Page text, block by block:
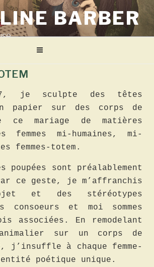
BARBER
je sculpte des têtes
papier sur des corps de
ce mariage de matières
femmes mi-humaines, mi-
femmes-totem.
poupées sont préalablement
ce geste, je m’affranchis
et des stéréotypes
consoeurs et moi sommes
associées. En remodelant
sur un corps de
j’insuffle à chaque femme-
poétique unique.